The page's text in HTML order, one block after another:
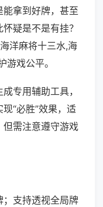
拿到好牌，甚至
疑是不是有挂？
洋麻将十三水,海
戏公平。
专用辅助工具，
“必胜”效果，适
但需注意遵守游戏
支持透视全局牌